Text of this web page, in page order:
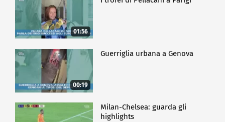
01:56
00:19
Guerriglia urbana a Genova
Milan-Chelsea: guarda gli
highlights